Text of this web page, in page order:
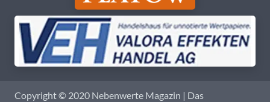
Copyright © 2020 Nebenwerte Magazin | Das